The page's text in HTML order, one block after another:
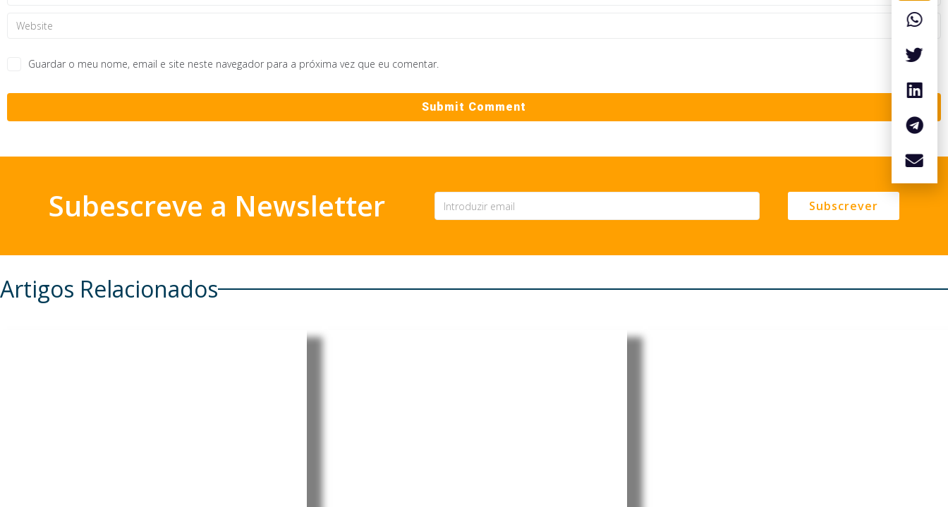
Guardar o meu nome, email e site neste navegador para a próxima vez que eu comentar.
Subescreve a Newsletter Subscrever
Artigos Relacionados